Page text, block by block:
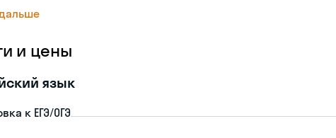
и цены
язык
к ЕГЭ/ОГЭ